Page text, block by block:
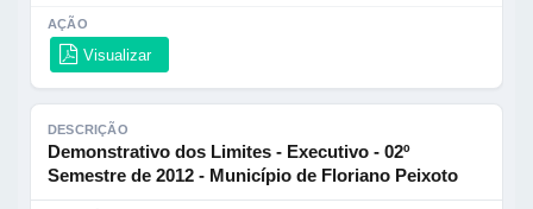
AÇÃO
Visualizar
DESCRIÇÃO
Demonstrativo dos Limites - Executivo - 02º
Semestre de 2012 - Município de Floriano Peixoto